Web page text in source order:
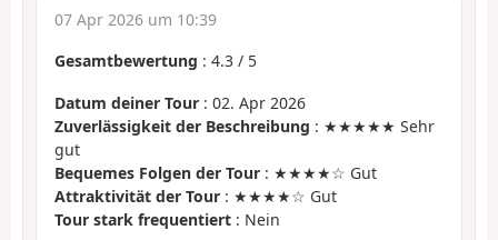
07 Apr 2026 um 10:39
Gesamtbewertung : 4.3 / 5
Datum deiner Tour : 02. Apr 2026
Zuverlässigkeit der Beschreibung : ★★★★★ Sehr
gut
Bequemes Folgen der Tour : ★★★★☆ Gut
Attraktivität der Tour : ★★★★☆ Gut
Tour stark frequentiert : Nein